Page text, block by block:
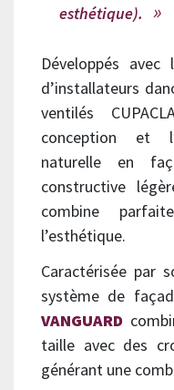
esthétique).
Développés
d’installateurs
ventilés
conception et
naturelle en
constructive
combine
l’esthétique.
Caractérisée par
système de
VANGUARD
taille avec des
générant une